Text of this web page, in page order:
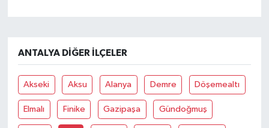
ANTALYA DIĞER İLÇELER
Akseki Aksu Alanya Demre Döşemealtı
Elmalı Finike Gazipaşa Gündoğmuş